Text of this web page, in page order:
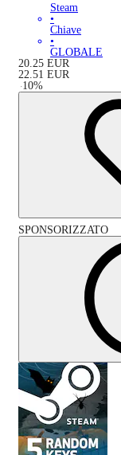
Steam
•
Chiave
•
GLOBALE
20.25 EUR
22.51 EUR
-10%
SPONSORIZZATO